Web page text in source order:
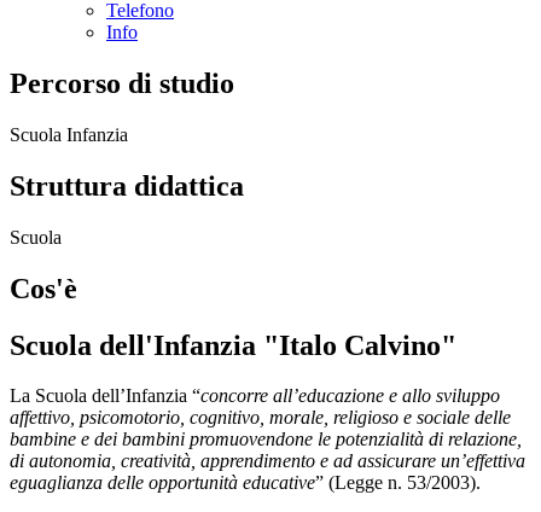
Telefono
Info
Percorso di studio
Scuola Infanzia
Struttura didattica
Scuola
Cos'è
Scuola dell'Infanzia "Italo Calvino"
La Scuola dell’Infanzia “concorre all’educazione e allo sviluppo
affettivo, psicomotorio, cognitivo, morale, religioso e sociale delle
bambine e dei bambini promuovendone le potenzialità di relazione,
di autonomia, creatività, apprendimento e ad assicurare un’effettiva
eguaglianza delle opportunità educative” (Legge n. 53/2003).